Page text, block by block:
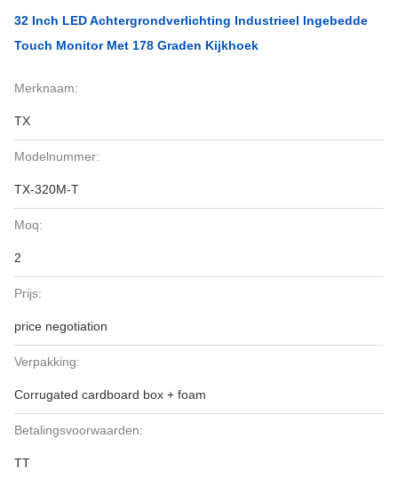
32 Inch LED Achtergrondverlichting Industrieel Ingebedde
Touch Monitor Met 178 Graden Kijkhoek
Merknaam:
TX
Modelnummer:
TX-320M-T
Moq:
2
Prijs:
price negotiation
Verpakking:
Corrugated cardboard box + foam
Betalingsvoorwaarden:
TT